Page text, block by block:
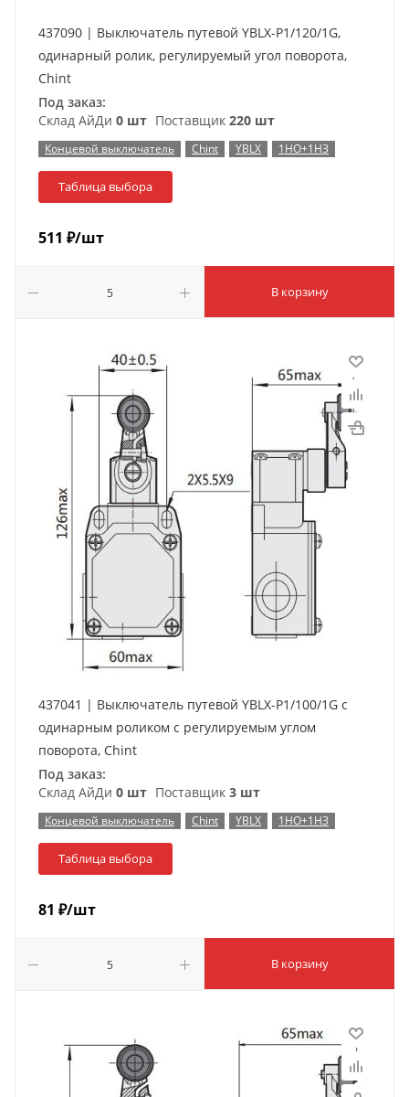
437090 | Выключатель путевой YBLX-P1/120/1G,
одинарный ролик, регулируемый угол поворота,
Chint
Под заказ:
Склад АйДи 0 шт Поставщик 220 шт
Концевой выключатель Chint YBLX 1НО+1НЗ
Таблица выбора
511 ₽/шт
В корзину
437041 | Выключатель путевой YBLX-P1/100/1G с
одинарным роликом с регулируемым углом
поворота, Chint
Под заказ:
Склад АйДи 0 шт Поставщик 3 шт
Концевой выключатель Chint YBLX 1НО+1НЗ
Таблица выбора
81 ₽/шт
В корзину